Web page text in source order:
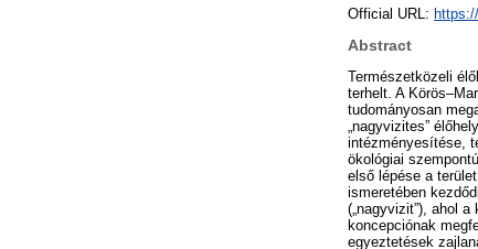
Official URL:
Abstract
Természetközeli
terhelt. A
tudományosan
„nagyvizites”
intézményesítése,
ökológiai
első lépése a
ismeretében
(„nagyvizit”), ahol
koncepciónak
egyeztetések